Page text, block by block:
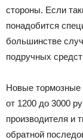
стороны. Если
понадобится
большинстве
подручных
Новые тормозные
от 1200 до 3000
производителя и
обратной